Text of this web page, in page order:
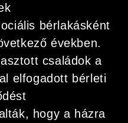
bérlakásként
években.
családok a
elfogadott bérleti
hogy a házra